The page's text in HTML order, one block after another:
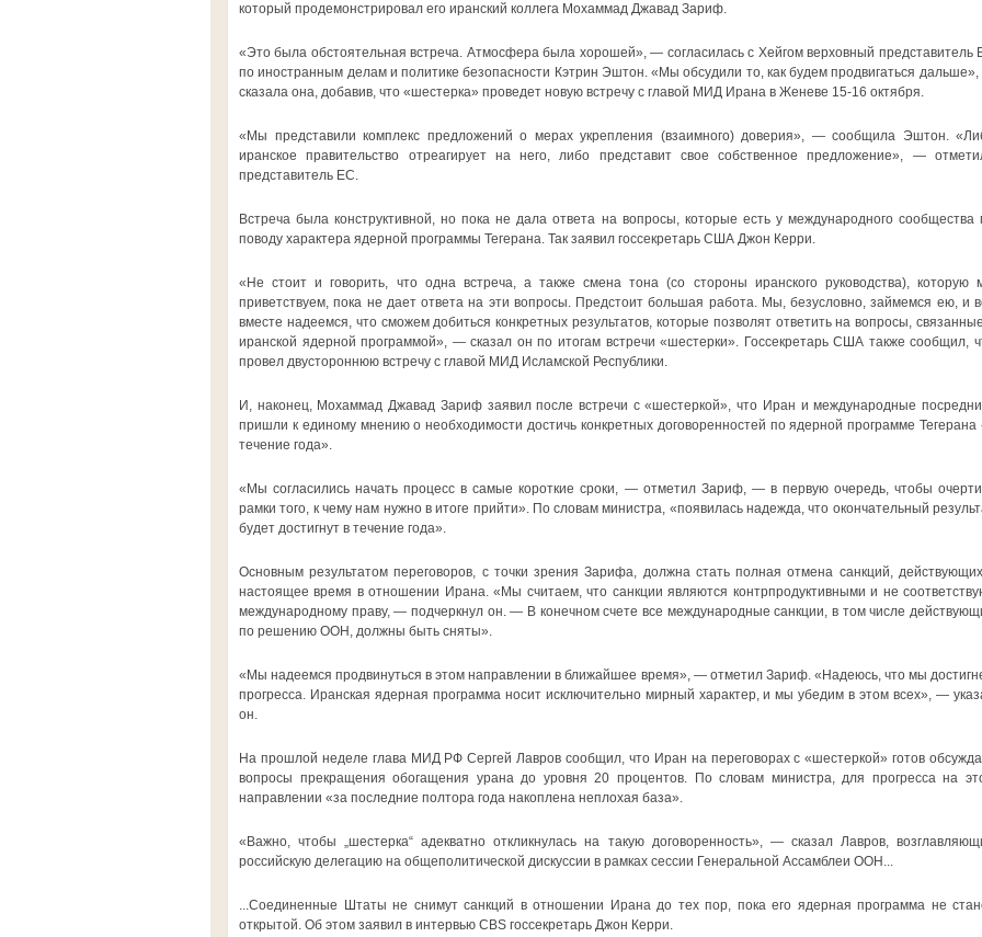
который продемонстрировал его иранский коллега Мохаммад Джавад Зариф.
«Это была обстоятельная встреча. Атмосфера была хорошей», — согласилась с Хейгом верховный представитель
по иностранным делам и политике безопасности Кэтрин Эштон. «Мы обсудили то, как будем продвигаться
сказала она, добавив, что «шестерка» проведет новую встречу с главой МИД Ирана в Женеве 15-16 октября.
«Мы представили комплекс предложений о мерах укрепления (взаимного) доверия», — сообщила Эштон.
иранское правительство отреагирует на него, либо представит свое собственное предложение», —
представитель ЕС.
Встреча была конструктивной, но пока не дала ответа на вопросы, которые есть у международного сообщества
поводу характера ядерной программы Тегерана. Так заявил госсекретарь США Джон Керри.
«Не стоит и говорить, что одна встреча, а также смена тона (со стороны иранского руководства), которую
приветствуем, пока не дает ответа на эти вопросы. Предстоит большая работа. Мы, безусловно, займемся ею, и
вместе надеемся, что сможем добиться конкретных результатов, которые позволят ответить на вопросы,
иранской ядерной программой», — сказал он по итогам встречи «шестерки». Госсекретарь США также сообщил,
провел двустороннюю встречу с главой МИД Исламской Республики.
И, наконец, Мохаммад Джавад Зариф заявил после встречи с «шестеркой», что Иран и международные
пришли к единому мнению о необходимости достичь конкретных договоренностей по ядерной программе Тегерана
течение года».
«Мы согласились начать процесс в самые короткие сроки, — отметил Зариф, — в первую очередь, чтобы
рамки того, к чему нам нужно в итоге прийти». По словам министра, «появилась надежда, что окончательный
будет достигнут в течение года».
Основным результатом переговоров, с точки зрения Зарифа, должна стать полная отмена санкций,
настоящее время в отношении Ирана. «Мы считаем, что санкции являются контрпродуктивными и не
международному праву, — подчеркнул он. — В конечном счете все международные санкции, в том числе
по решению ООН, должны быть сняты».
«Мы надеемся продвинуться в этом направлении в ближайшее время», — отметил Зариф. «Надеюсь, что мы
прогресса. Иранская ядерная программа носит исключительно мирный характер, и мы убедим в этом всех», —
он.
На прошлой неделе глава МИД РФ Сергей Лавров сообщил, что Иран на переговорах с «шестеркой» готов
вопросы прекращения обогащения урана до уровня 20 процентов. По словам министра, для прогресса на
направлении «за последние полтора года накоплена неплохая база».
«Важно, чтобы „шестерка“ адекватно откликнулась на такую договоренность», — сказал Лавров,
российскую делегацию на общеполитической дискуссии в рамках сессии Генеральной Ассамблеи ООН...
...Соединенные Штаты не снимут санкций в отношении Ирана до тех пор, пока его ядерная программа не
открытой. Об этом заявил в интервью CBS госсекретарь Джон Керри.